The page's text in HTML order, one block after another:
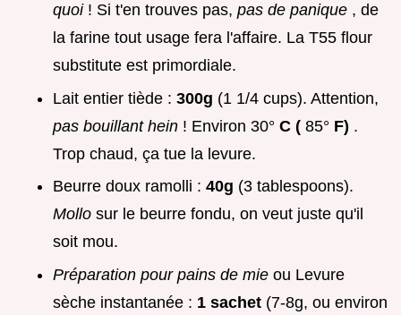
quoi ! Si t'en trouves pas, pas de panique , de
la farine tout usage fera l'affaire. La T55 flour
substitute est primordiale.
Lait entier tiède : 300g (1 1/4 cups). Attention,
pas bouillant hein ! Environ 30° C ( 85° F) .
Trop chaud, ça tue la levure.
Beurre doux ramolli : 40g (3 tablespoons).
Mollo sur le beurre fondu, on veut juste qu'il
soit mou.
Préparation pour pains de mie ou Levure
sèche instantanée : 1 sachet (7-8g, ou environ